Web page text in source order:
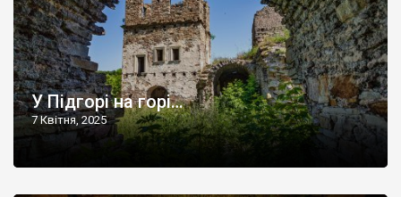
У Підгорі на горі…
7 Квітня, 2025